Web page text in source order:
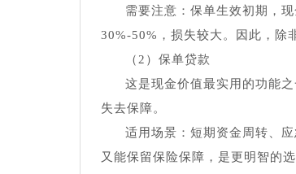
需要注意：保单生效初期，
30%-50%，损失较大。因此，除
（2）保单贷款
这是现金价值最实用的功能
失去保障。
适用场景：短期资金周转、
又能保留保险保障，是更明智的选